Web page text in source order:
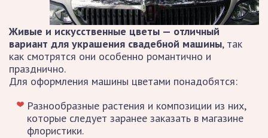
Живые и искусственные цветы — отличный
вариант для украшения свадебной машины, так
как смотрятся они особенно романтично и
празднично.
Для оформления машины цветами понадобятся:
Разнообразные растения и композиции из них,
которые следует заранее заказать в магазине
флористики.